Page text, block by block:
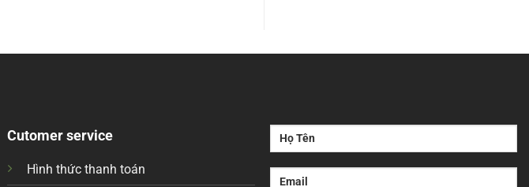
Cutomer service
Hình thức thanh toán